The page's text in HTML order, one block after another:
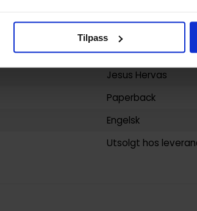
Tilpass
Voksen
Jesus Hervas
Paperback
Engelsk
Utsolgt hos